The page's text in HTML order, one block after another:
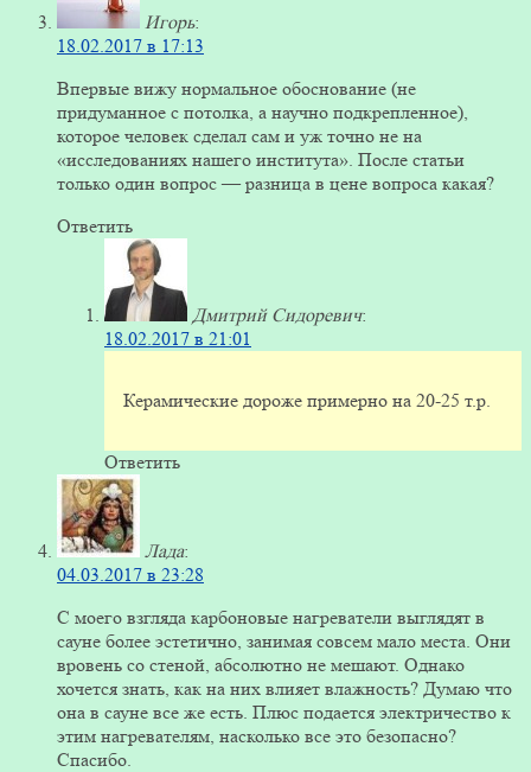
Игорь:
18.02.2017 в 17:13
Впервые вижу нормальное обоснование (не
придуманное с потолка, а научно подкрепленное),
которое человек сделал сам и уж точно не на
«исследованиях нашего института». После статьи
только один вопрос — разница в цене вопроса какая?
Ответить
Дмитрий Сидоревич:
18.02.2017 в 21:01
Керамические дороже примерно на 20-25 т.р.
Ответить
Лада:
04.03.2017 в 23:28
С моего взгляда карбоновые нагреватели выглядят в
сауне более эстетично, занимая совсем мало места. Они
вровень со стеной, абсолютно не мешают. Однако
хочется знать, как на них влияет влажность? Думаю что
она в сауне все же есть. Плюс подается электричество к
этим нагревателям, насколько все это безопасно?
Спасибо.